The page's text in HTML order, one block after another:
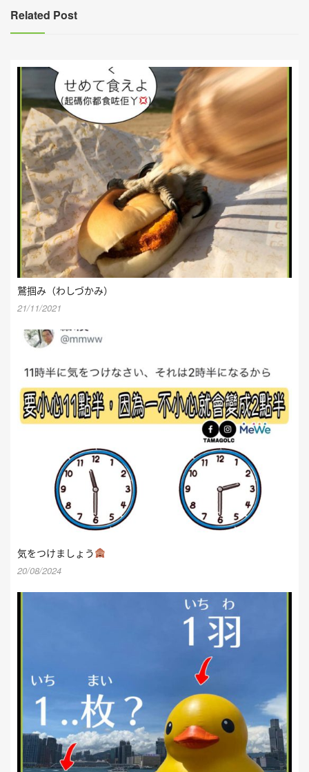
覽
Related Post
鷲掴み（わしづかみ）
21/11/2021
気をつけましょう
20/08/2024